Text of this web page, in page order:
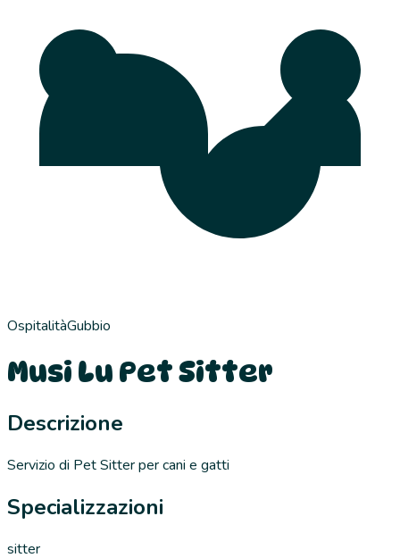
OspitalitàGubbio
Musi Lu Pet Sitter
Descrizione
Servizio di Pet Sitter per cani e gatti
Specializzazioni
sitter